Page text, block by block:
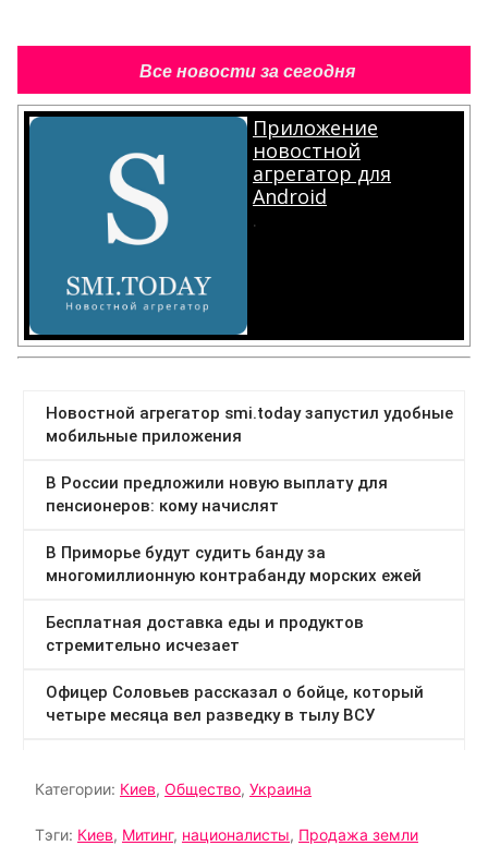
Все новости за сегодня
Приложение
новостной
агрегатор для
Android
.
Категории: Киев, Общество, Украина
Тэги: Киев, Митинг, националисты, Продажа земли